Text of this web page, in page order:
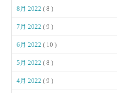
8月 2022( 8 )
7月 2022( 9 )
6月 2022( 10 )
5月 2022( 8 )
4月 2022( 9 )